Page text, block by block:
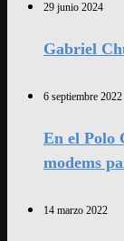
29 junio 2024
Gabriel
6 septiembre 2022
En el Polo
modems
14 marzo 2022